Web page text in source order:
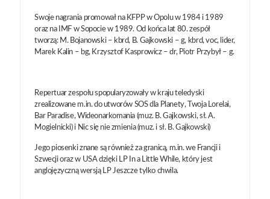
Swoje nagrania promował na KFPP w Opolu w 1984 i 1989
oraz na IMF w Sopocie w 1989. Od końca lat 80. zespół
tworzą: M. Bojanowski – kbrd, B. Gajkowski – g, kbrd, voc, lider,
Marek Kalin – bg, Krzysztof Kasprowicz – dr, Piotr Przybył – g.
Repertuar zespołu spopularyzowały w kraju teledyski
zrealizowane m.in. do utworów SOS dla Planety, Twoja Lorelai,
Bar Paradise, Wideonarkomania (muz. B. Gajkowski, sł. A.
Mogielnicki) i Nic się nie zmienia (muz. i sł. B. Gajkowski)
Jego piosenki znane są również za granicą, m.in. we Francji i
Szwecji oraz w USA dzięki LP In a Little While, który jest
anglojęzyczną wersją LP Jeszcze tylko chwila.